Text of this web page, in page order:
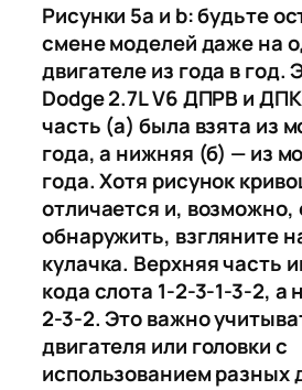
Рисунки 5a и b: будьте
смене моделей даже на
двигателе из года в год.
Dodge 2.7L V6 ДПРВ и
часть (а) была взята из
года, а нижняя (б) — из
года. Хотя рисунок
отличается и, возможно,
обнаружить, взгляните
кулачка. Верхняя часть
кода слота 1-2-3-1-3-2, а
2-3-2. Это важно
двигателя или головки с
использованием разных